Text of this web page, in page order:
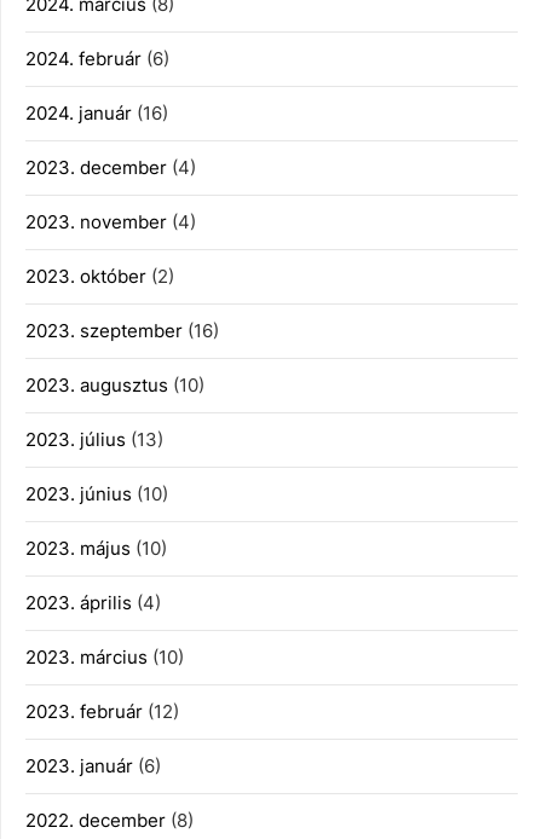
2024. február (6)
2024. január (16)
2023. december (4)
2023. november (4)
2023. október (2)
2023. szeptember (16)
2023. augusztus (10)
2023. július (13)
2023. június (10)
2023. május (10)
2023. április (4)
2023. március (10)
2023. február (12)
2023. január (6)
2022. december (8)